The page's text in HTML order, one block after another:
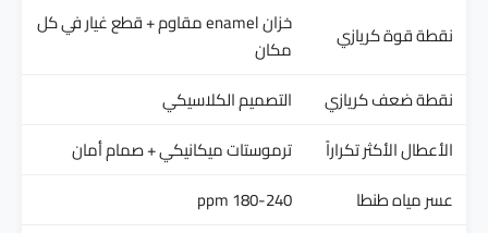
نقطة قوة كريازي
خزان enamel مقاوم + قطع غيار في كل
مكان
نقطة ضعف كريازي
التصميم الكلاسيكي
الأعطال الأكثر تكراراً
ترموستات ميكانيكي + صمام أمان
عسر مياه طنطا
180-240 ppm